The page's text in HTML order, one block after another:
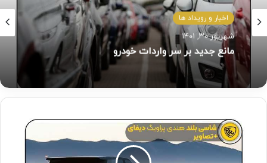
اخبار و رویداد ها
شهریور ۳۰, ۱۴۰۱
مانع جدید بر سر واردات خودرو
اخبار و رویداد ها
مهر ۳۰, ۱۴۰۱
قدرتمندترین پیشرانه ۴ سیلندر جهان معرفی
مرسدس بنز amg c63 2024